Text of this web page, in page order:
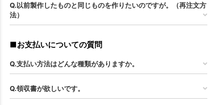
Q.以前製作したものと同じものを作りたいのですが。（再注文方
法）
■お支払いについての質問
Q.支払い方法はどんな種類がありますか。
Q.領収書が欲しいです。